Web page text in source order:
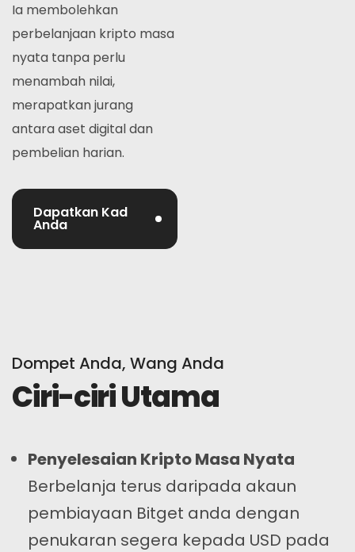
Ia membolehkan
perbelanjaan kripto masa
nyata tanpa perlu
menambah nilai,
merapatkan jurang
antara aset digital dan
pembelian harian.
Dapatkan Kad
Anda
Dompet Anda, Wang Anda
Ciri-ciri Utama
Penyelesaian Kripto Masa Nyata
Berbelanja terus daripada akaun
pembiayaan Bitget anda dengan
penukaran segera kepada USD pada